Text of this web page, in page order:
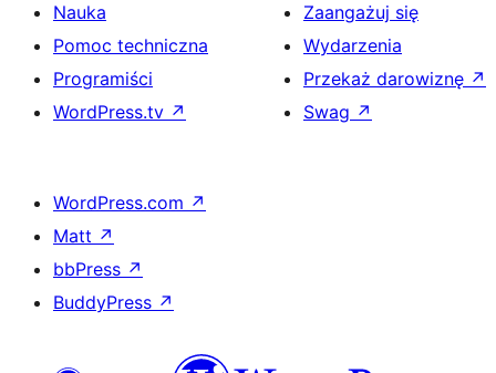
Nauka
Pomoc techniczna
Programiści
WordPress.tv ↗
Zaangażuj się
Wydarzenia
Przekaż darowiznę ↗
Swag ↗
WordPress.com ↗
Matt ↗
bbPress ↗
BuddyPress ↗